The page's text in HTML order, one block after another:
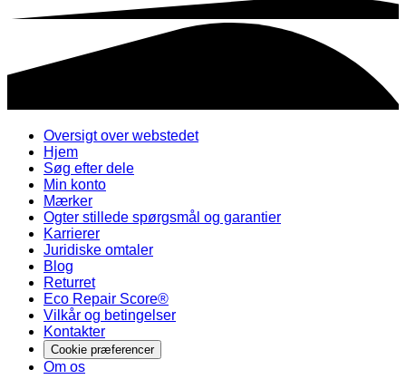
Oversigt over webstedet
Hjem
Søg efter dele
Min konto
Mærker
Ogter stillede spørgsmål og garantier
Karrierer
Juridiske omtaler
Blog
Returret
Eco Repair Score®
Vilkår og betingelser
Kontakter
Cookie præferencer
Om os